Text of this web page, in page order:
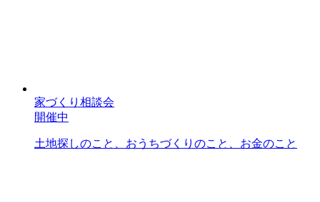
家づくり相談会
開催中
土地探しのこと、おうちづくりのこと、お金のこと